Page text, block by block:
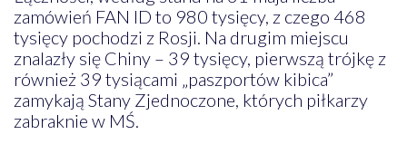
zamówień FAN ID to 980 tysięcy, z czego 468
tysięcy pochodzi z Rosji. Na drugim miejscu
znalazły się Chiny – 39 tysięcy, pierwszą trójkę z
również 39 tysiącami „paszportów kibica”
zamykają Stany Zjednoczone, których piłkarzy
zabraknie w MŚ.